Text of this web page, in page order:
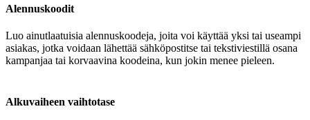
Alennuskoodit
Luo ainutlaatuisia alennuskoodeja, joita voi käyttää yksi tai useampi
asiakas, jotka voidaan lähettää sähköpostitse tai tekstiviestillä osana
kampanjaa tai korvaavina koodeina, kun jokin menee pieleen.
Alkuvaiheen vaihtotase